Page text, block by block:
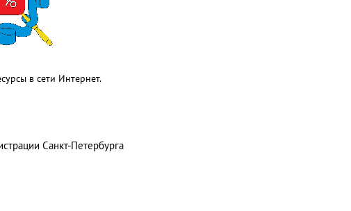
в сети Интернет.
Санкт-Петербурга